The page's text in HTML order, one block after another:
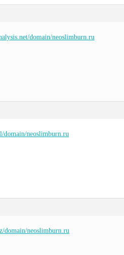
domain/neoslimburn.ru
domain/neoslimburn.ru
domain/neoslimburn.ru